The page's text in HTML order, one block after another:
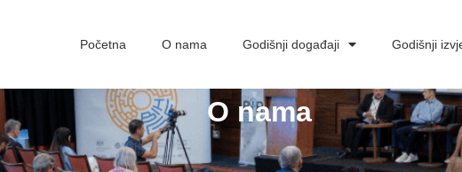
Početna O nama Godišnji događaji Godišnji
O nama